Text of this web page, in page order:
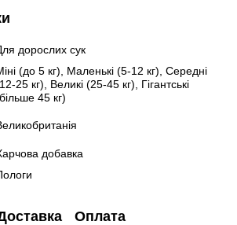
дорослих сук
(до 5 кг), Маленькі (5-12 кг), Середні
25 кг), Великі (25-45 кг), Гігантські
45 кг)
добавка
Оплата